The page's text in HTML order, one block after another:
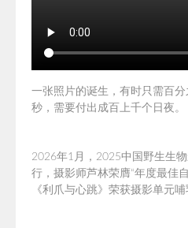
一张照片的诞生，有时只需百
秒，需要付出成百上千个日夜。
2026年1月，2025中国野生生
行，摄影师芦林荣膺“年度最佳
《利爪与心跳》荣获摄影单元哺